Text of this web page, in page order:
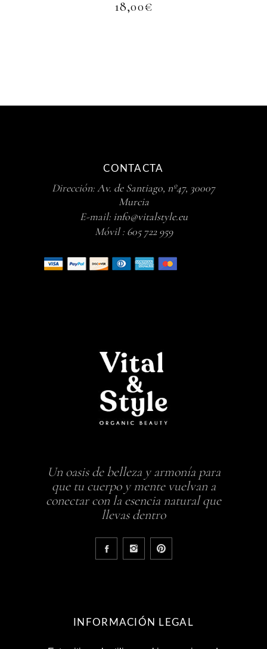
18,00€
CONTACTA
Dirección:Av. de Santiago, nº47, 30007
Murcia
E-mail: info@vitalstyle.eu
Móvil : 605 722 959
Un oasis de belleza y armonía para
que tu cuerpo y mente vuelvan a
conectar con la esencia natural que
llevas dentro
INFORMACIÓN LEGAL